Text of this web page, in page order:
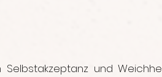
Selbstakzeptanz und